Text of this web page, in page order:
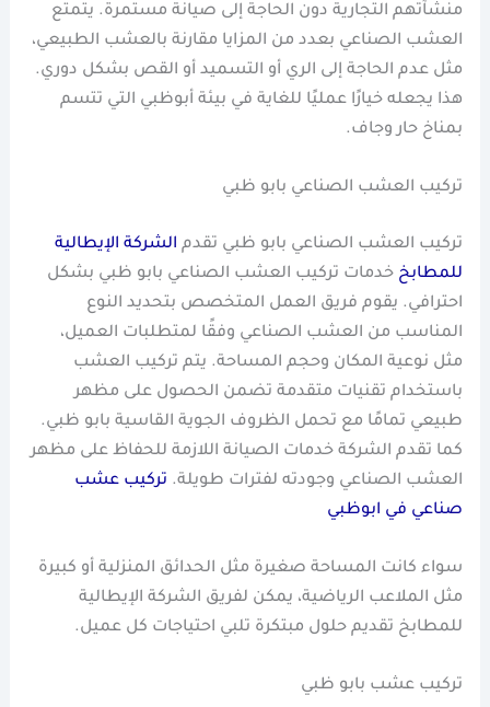
منشآتهم التجارية دون الحاجة إلى صيانة مستمرة. يتمتع
العشب الصناعي بعدد من المزايا مقارنة بالعشب الطبيعي،
مثل عدم الحاجة إلى الري أو التسميد أو القص بشكل دوري.
هذا يجعله خيارًا عمليًا للغاية في بيئة أبوظبي التي تتسم
بمناخ حار وجاف.
تركيب العشب الصناعي بابو ظبي
تركيب العشب الصناعي بابو ظبي تقدم الشركة الإيطالية
للمطابخ خدمات تركيب العشب الصناعي بابو ظبي بشكل
احترافي. يقوم فريق العمل المتخصص بتحديد النوع
المناسب من العشب الصناعي وفقًا لمتطلبات العميل،
مثل نوعية المكان وحجم المساحة. يتم تركيب العشب
باستخدام تقنيات متقدمة تضمن الحصول على مظهر
طبيعي تمامًا مع تحمل الظروف الجوية القاسية بابو ظبي.
كما تقدم الشركة خدمات الصيانة اللازمة للحفاظ على مظهر
العشب الصناعي وجودته لفترات طويلة. تركيب عشب
صناعي في ابوظبي
سواء كانت المساحة صغيرة مثل الحدائق المنزلية أو كبيرة
مثل الملاعب الرياضية، يمكن لفريق الشركة الإيطالية
للمطابخ تقديم حلول مبتكرة تلبي احتياجات كل عميل.
تركيب عشب بابو ظبي